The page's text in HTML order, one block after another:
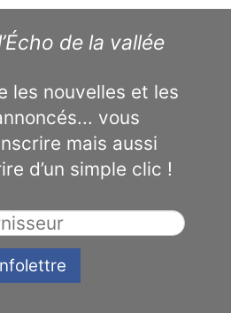
de la vallée
les nouvelles et les
vous
mais aussi
d’un simple clic !